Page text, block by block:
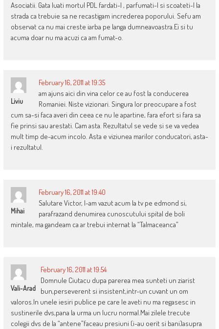
Asociatii. Gata luati mortul PDL fardati-l , parfumati-l si scoateti-l la
strada ca trebuie sa ne recastigam increderea poporului. Sefu am
observat ca nu mai creste iarba pe langa dumneavoastra.Ei si tu
acuma doar nu ma acuzi ca am fumat-o.
Liviu
February 16, 2011 at 19:35
am ajuns aici din vina celor ce au fost la conducerea
Romaniei. Niste vizionari. Singura lor preocupare a fost
cum sa-si faca averi din ceea ce nu le apartine, fara efort si fara sa
fie prinsi sau arestati. Cam asta. Rezultatul se vede si se va vedea
mult timp de-acum incolo. Asta e viziunea marilor conducatori, asta-
i rezultatul.
Mihai
February 16, 2011 at 19:40
Salutare Victor, l-am vazut acum la tv pe edmond si,
parafrazand denumirea cunoscutului spital de boli
mintale, ma gandeam ca ar trebui internat la “Talmaceanca”
Vali-Arad
February 16, 2011 at 19:54
Domnule Ciutacu dupa parerea mea sunteti un ziarist
bun,perseverent si insistent,intr-un cuvant un om
valoros.In unele iesiri publice pe care le aveti nu ma regasesc in
sustinerile dvs,pana la urma un lucru normal.Mai zilele trecute
colegii dvs de la “antene”faceau presiuni (i-au oerit si bani)asupra